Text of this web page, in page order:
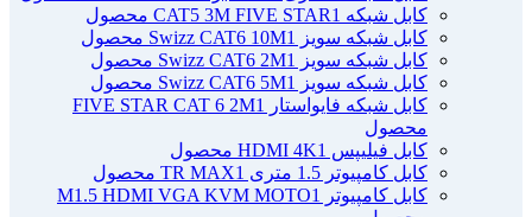
کابل شبکه CAT5 3M FIVE STAR 1 محصول
کابل شبکه سویز Swizz CAT6 10M
1 محصول
کابل شبکه سویز Swizz CAT6 2M
1 محصول
کابل شبکه سویز Swizz CAT6 5M
1 محصول
کابل شبکه فایواستار FIVE STAR CAT 6 2M
1
محصول
کابل فیلیپس HDMI 4K 1 محصول
کابل کامپیوتر 1.5 متری TR MAX
1 محصول
کابل کامپیوتر M1.5 HDMI VGA KVM MOTO
1